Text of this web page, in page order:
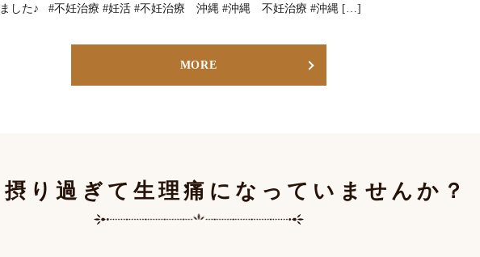
ました♪ #不妊治療 #妊活 #不妊治療 沖縄 #沖縄 不妊治療 #沖縄 […]
MORE
り過ぎて生理痛になっていませんか？